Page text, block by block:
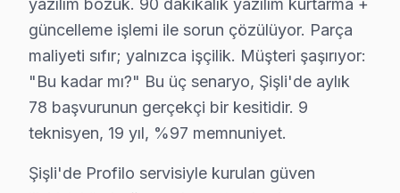
Halaskargazi'de Profilo TV Servisi
Halaskargazi Mahallesi, Profilo ekran tamirinde sıkça
Halide Edip Adıvar'da Profilo TV Servisi
Halide Edip Adıvar Mahallesi'nde, Profilo
Halil Rıfat Paşa Mahallesi, İstanbulluların yoğun
yazılım bozuk. 90 dakikalık yazılım kurtarma +
güncelleme işlemi ile sorun çözülüyor. Parça
maliyeti sıfır; yalnızca işçilik. Müşteri şaşırıyor:
"Bu kadar mı?" Bu üç senaryo, Şişli'de aylık
78 başvurunun gerçekçi bir kesitidir. 9
teknisyen, 19 yıl, %97 memnuniyet.
Şişli'de Profilo servisiyle kurulan güven